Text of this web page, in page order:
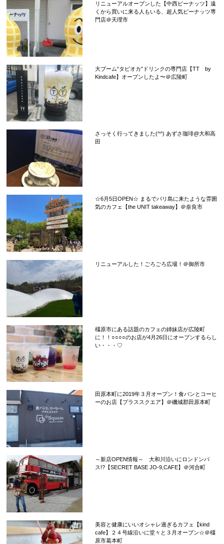
リニューアルオープンした【中西ピーナッツ】遠
くから買いに来る人もいる、超人気ピーナッツ専
門店＠天理市
大ブーム“タピオカ”ドリンクの専門店【TT by
Kindcafe】オープンしたよ〜＠広陵町
さっそく行ってきました(^^) あずさ珈琲@大和高
田
☆6月5日OPEN☆ まるでバリ島に来たような雰囲
気のカフェ【the UNIT takeaway】＠奈良市
リニューアルした！ごろごろ広場！＠御所市
橿原市にある話題のカフェの姉妹店が広陵町
に！！○○○○のお店が4月26日にオープンするらし
い・・・♡
田原本町に2019年３月オープン！食パンとコーヒ
ーのお店【プラススクエア】＠磯城郡田原本町
～新店OPEN情報～ 大和川沿いにロンドンバ
ス!?【SECRET BASE JO-9,CAFE】＠河合町
美容と健康にいいオシャレ過ぎるカフェ【kind
cafe】２４号線沿いに堂々と３月オープン☆＠橿
原市葛本町